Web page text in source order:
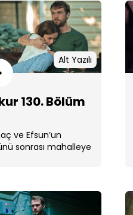
Alt Yazılı
130. Bölüm
ve Efsun’un
sonrası mahalleye